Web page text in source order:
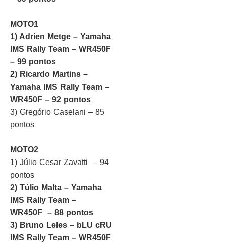
MOTO1
1) Adrien Metge – Yamaha
IMS Rally Team – WR450F
– 99 pontos
2) Ricardo Martins –
Yamaha IMS Rally Team –
WR450F – 92 pontos
3) Gregório Caselani – 85
pontos
MOTO2
1) Júlio Cesar Zavatti – 94
pontos
2) Túlio Malta – Yamaha
IMS Rally Team –
WR450F – 88 pontos
3) Bruno Leles – bLU cRU
IMS Rally Team – WR450F